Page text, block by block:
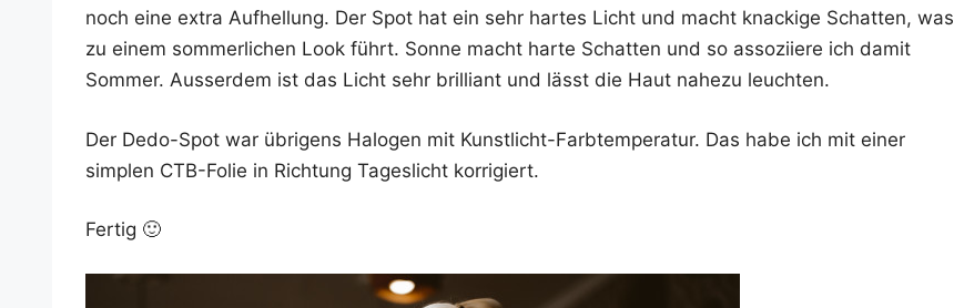
noch eine extra Auf­hel­lung. Der Spot hat ein sehr har­tes Licht und macht kna­cki­ge Schat­ten, was
zu einem som­mer­li­chen Look führt. Son­ne macht har­te Schat­ten und so asso­zi­ie­re ich damit
Som­mer. Aus­ser­dem ist das Licht sehr bril­li­ant und lässt die Haut nahe­zu leuchten.
Der Dedo-Spot war übri­gens Halo­gen mit Kunst­licht-Farb­tem­pe­ra­tur. Das habe ich mit einer
simp­len CTB-Folie in Rich­tung Tages­licht korrigiert.
Fer­tig 🙂